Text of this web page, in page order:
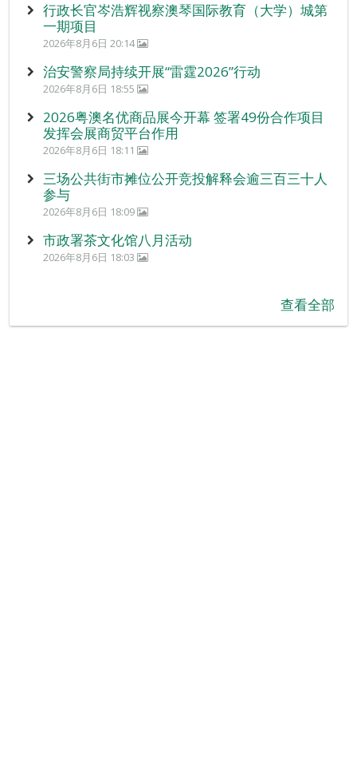
行政长官岑浩辉视察澳琴国际教育（大学）城第
一期项目
2026年8月6日 20:14
治安警察局持续开展“雷霆2026”行动
2026年8月6日 18:55
2026粤澳名优商品展今开幕 签署49份合作项目
发挥会展商贸平台作用
2026年8月6日 18:11
三场公共街市摊位公开竞投解释会逾三百三十人
参与
2026年8月6日 18:09
市政署茶文化馆八月活动
2026年8月6日 18:03
查看全部